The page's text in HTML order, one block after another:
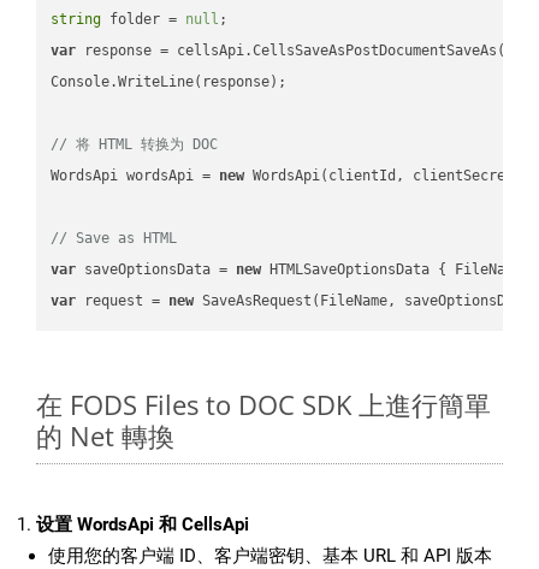
string folder = null
var response =
Console.WriteLine(response);
// 将 HTML 转换为 DOC
WordsApi wordsApi = new WordsApi(clientId, clientSecret);
// Save as HTML
var saveOptionsData = new HTMLSaveOptionsData { FileName
var request = new
在 FODS Files to DOC SDK 上進行簡單
的 Net 轉換
设置 WordsApi 和 CellsApi
使用您的客户端 ID、客户端密钥、基本 URL 和 API 版本